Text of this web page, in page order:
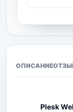
ОПИСАНИЕ
Plesk